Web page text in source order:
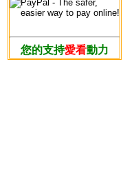
您的支持愛看動力